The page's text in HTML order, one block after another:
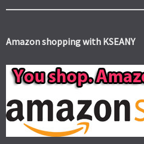
Amazon shopping with KSEANY